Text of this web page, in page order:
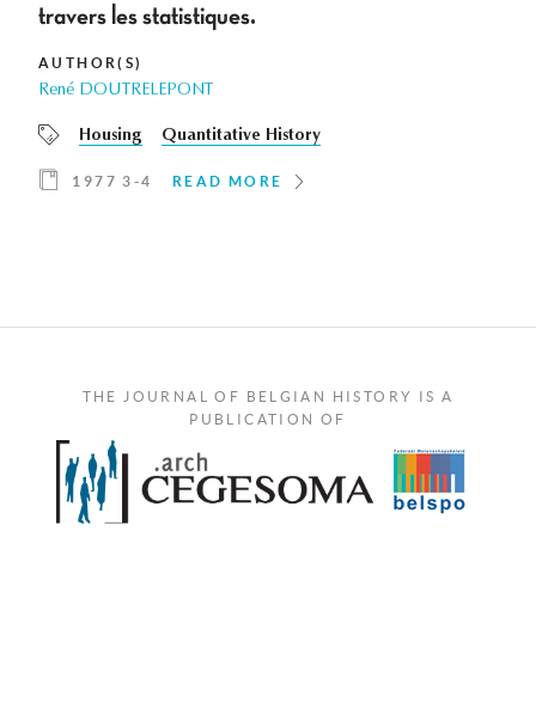
travers les statistiques.
AUTHOR(S)
René DOUTRELEPONT
Housing Quantitative History
1977 3-4 READ MORE
THE JOURNAL OF BELGIAN HISTORY IS A
PUBLICATION OF